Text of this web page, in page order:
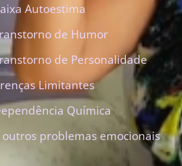
Autoestima
de Humor
de Personalidade
Limitantes
Química
outros problemas emocionais